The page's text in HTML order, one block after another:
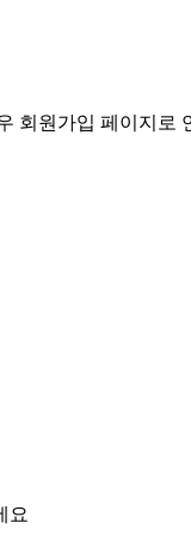
회원가입 페이지로
요